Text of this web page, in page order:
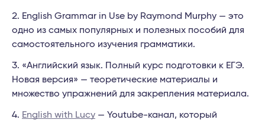
English Grammar in Use by Raymond Murphy — это
одно из самых популярных и полезных пособий для
самостоятельного изучения грамматики.
«Английский язык. Полный курс подготовки к ЕГЭ.
Новая версия» — теоретические материалы и
множество упражнений для закрепления материала.
English with Lucy — Youtube-канал, который